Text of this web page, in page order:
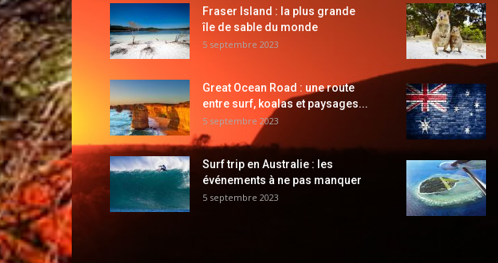
Fraser Island : la plus grande
île de sable du monde
5 septembre 2023
Great Ocean Road : une route
entre surf, koalas et paysages...
5 septembre 2023
Surf trip en Australie : les
événements à ne pas manquer
5 septembre 2023